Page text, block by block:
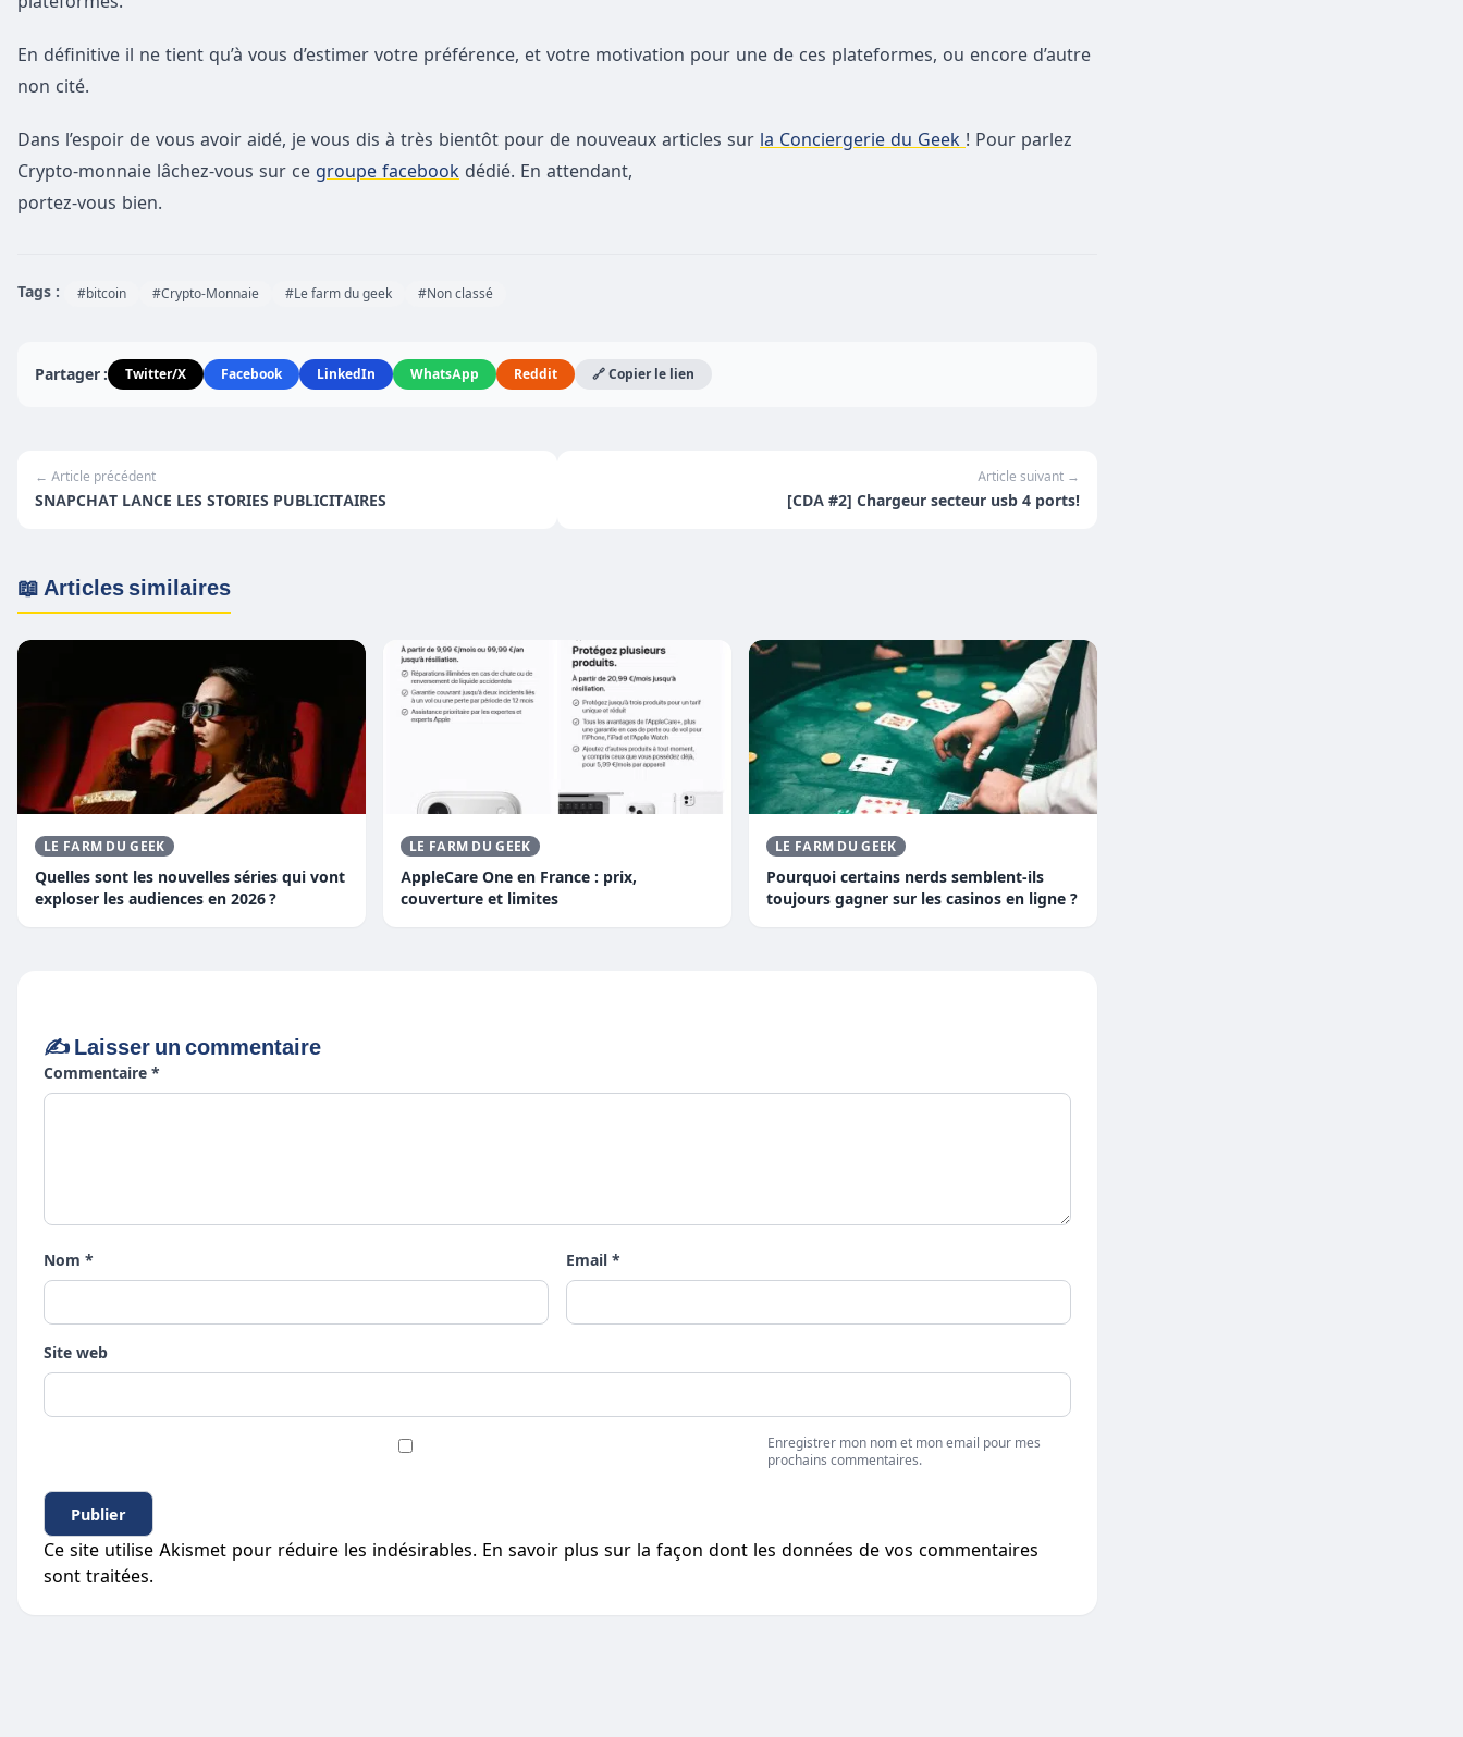
En définitive il ne tient qu’à vous d’estimer votre préférence, et votre motivation pour une de ces plateformes, ou encore d’autre
non cité.
Dans l’espoir de vous avoir aidé, je vous dis à très bientôt pour de nouveaux articles sur la Conciergerie du Geek ! Pour parlez
Crypto-monnaie lâchez-vous sur ce groupe facebook dédié. En attendant,
portez-vous bien.
Tags : #bitcoin #Crypto-Monnaie #Le farm du geek #Non classé
Partager : Twitter/X Facebook LinkedIn WhatsApp Reddit 🔗 Copier le lien
← Article précédent
SNAPCHAT LANCE LES STORIES PUBLICITAIRES
Article suivant →
[CDA #2] Chargeur secteur usb 4 ports!
📖 Articles similaires
LE FARM DU GEEK
Quelles sont les nouvelles séries qui vont
exploser les audiences en 2026 ?
LE FARM DU GEEK
AppleCare One en France : prix,
couverture et limites
LE FARM DU GEEK
Pourquoi certains nerds semblent-ils
toujours gagner sur les casinos en ligne ?
✍️ Laisser un commentaire
Commentaire *
Nom * Email *
Site web
Enregistrer mon nom et mon email pour mes
prochains commentaires.
Ce site utilise Akismet pour réduire les indésirables. En savoir plus sur la façon dont les données de vos commentaires
sont traitées.